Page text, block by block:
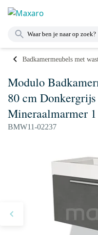
Badkamermeubels met
Modulo
80 cm
Mineraalmarmer
BMW11-02237